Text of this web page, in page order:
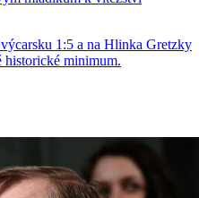
1:5 a na Hlinka Gretzky
historické minimum.